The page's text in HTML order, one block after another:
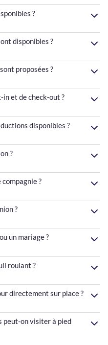
?
disponibles ?
proposées ?
in et de check-out ?
disponibles ?
?
?
?
un mariage ?
roulant ?
directement sur place ?
peut-on visiter à pied